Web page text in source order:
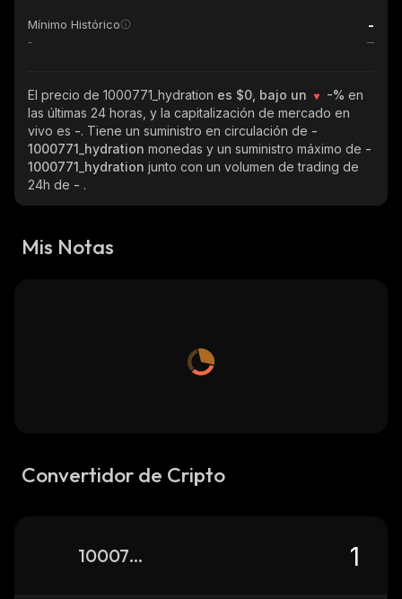
Mínimo Histórico -
-
El precio de 1000771_hydration es $0, bajo un -% en
las últimas 24 horas, y la capitalización de mercado en
vivo es -. Tiene un suministro en circulación de -
1000771_hydration monedas y un suministro máximo de -
1000771_hydration junto con un volumen de trading de
24h de - .
Mis Notas
Convertidor de Cripto
1000771_hydration